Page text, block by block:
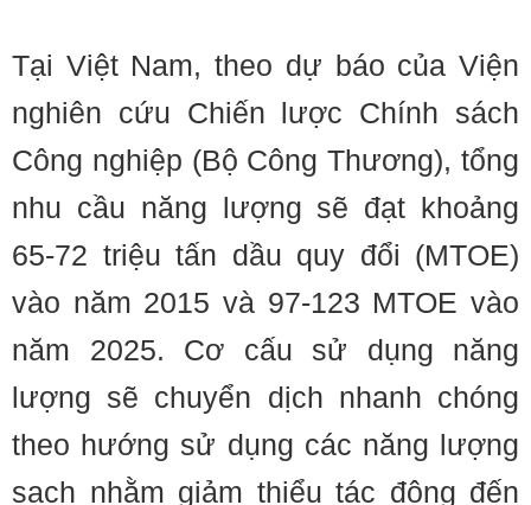
Tại Việt Nam, theo dự báo của Viện
nghiên cứu Chiến lược Chính sách
Công nghiệp (Bộ Công Thương), tổng
nhu cầu năng lượng sẽ đạt khoảng
65-72 triệu tấn dầu quy đổi (MTOE)
vào năm 2015 và 97-123 MTOE vào
năm 2025. Cơ cấu sử dụng năng
lượng sẽ chuyển dịch nhanh chóng
theo hướng sử dụng các năng lượng
sạch nhằm giảm thiểu tác động đến